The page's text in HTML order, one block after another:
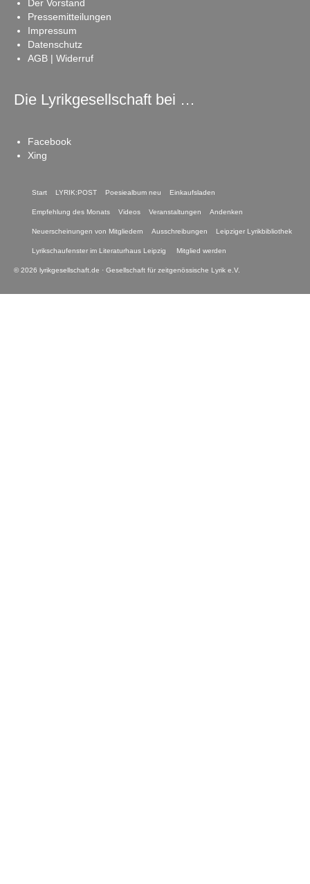
Der Vorstand
Pressemitteilungen
Impressum
Datenschutz
AGB | Widerruf
Die Lyrikgesellschaft bei …
Facebook
Xing
Start LYRIK:POST Poesiealbum neu Einkaufsladen
Empfehlung des Monats Videos Veranstaltungen Andenken
Neuerscheinungen von Mitgliedern Ausschreibungen Leipziger Lyrikbibliothek
Lyrikschaufenster im Literaturhaus Leipzig Mitglied werden
© 2026 lyrikgesellschaft.de · Gesellschaft für zeitgenössische Lyrik e.V.